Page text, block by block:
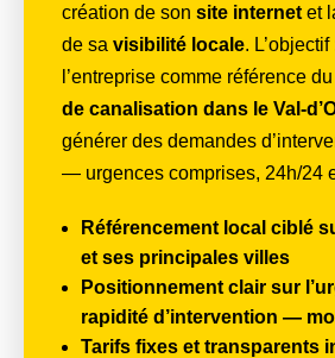
création de son site internet et
de sa visibilité locale.
l’entreprise comme référence du
de canalisation dans le Val-
générer des demandes
— urgences comprises, 24h/24
Référencement local ciblé
et ses principales villes
Positionnement clair sur
rapidité d’intervention —
Tarifs fixes et transparents